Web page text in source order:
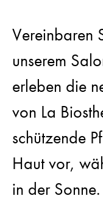
Vereinbaren
unserem
erleben die
von La
schützende
Haut vor,
in der Sonne.